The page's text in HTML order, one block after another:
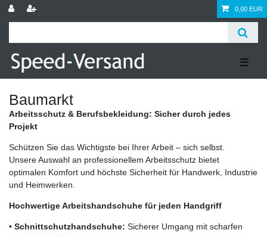
0,00 EUR
☰
Baumarkt
Arbeitsschutz & Berufsbekleidung: Sicher durch jedes
Projekt
Schützen Sie das Wichtigste bei Ihrer Arbeit – sich selbst.
Unsere Auswahl an professionellem Arbeitsschutz bietet
optimalen Komfort und höchste Sicherheit für Handwerk, Industrie
und Heimwerken.
Hochwertige Arbeitshandschuhe für jeden Handgriff
• Schnittschutzhandschuhe: Sicherer Umgang mit scharfen